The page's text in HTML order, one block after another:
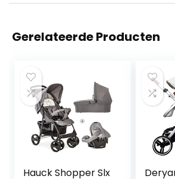
Gerelateerde Producten
Hauck Shopper Slx